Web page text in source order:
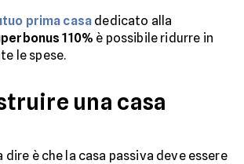
prima casa dedicato alla
110% è possibile ridurre in
le spese.
una casa
dire è che la casa passiva deve essere